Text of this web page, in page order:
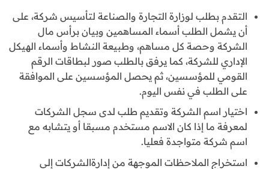
التقدم بطلب لوزارة التجارة والصناعة لتأسيس شركة، على
أن يشمل الطلب أسماء المساهمين وبيان برأس مال
الشركة وحصة كل مساهم، وطبيعة النشاط وأسماء الهيكل
الإداري للشركة، كما يرفق بالطلب صور لبطاقات الرقم
القومي للمؤسسين، ثم يحصل المؤسسين على الموافقة
على الطلب في نفس اليوم.
اختيار اسم الشركة وتقديم طلب لدى سجل الشركات
لمعرفة ما إذا كان الاسم مستخدم مسبقا أو يتشابه مع
اسم شركة متواجدة فعليا.
استخراج الملاحظات الموجهة من إدارةالشركات إلى